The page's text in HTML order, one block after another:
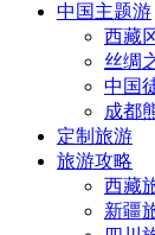
中国主题游
西藏
丝绸
中国
成都
定制旅游
旅游攻略
西藏
新疆